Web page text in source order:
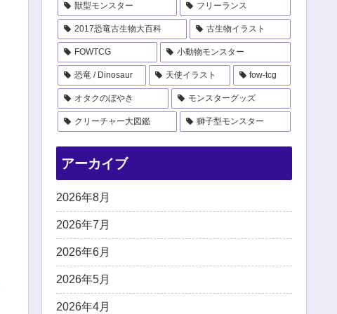
獣型モンスター フリーランス
2017恐竜古生物大百科 古生物イラスト
FOWTCG 小動物モンスター
恐竜 / Dinosaur 天使イラスト fow-tcg
オタクのぼやき モンスターグッズ
クリーチャー大図鑑 獅子型モンスター
アーカイブ
2026年8月
2026年7月
2026年6月
2026年5月
2026年4月